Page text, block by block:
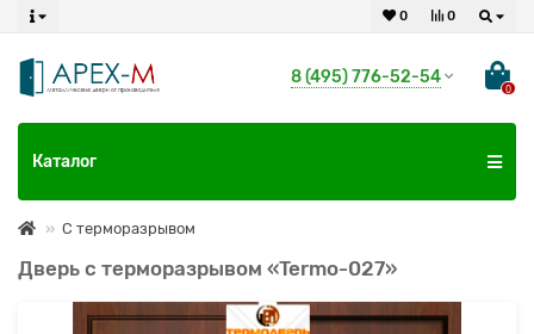
0
0
8 (495) 776-52-54
0
Каталог
С терморазрывом
Дверь с терморазрывом «Termo-027»